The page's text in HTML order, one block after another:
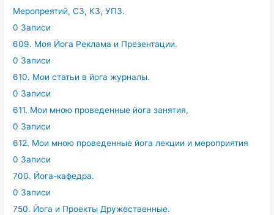
Меропреятий, СЗ, КЗ, УПЗ.
0 Записи
609. Моя Йога Реклама и Презентации.
0 Записи
610. Мои статьи в йога журналы.
0 Записи
611. Мои мною проведенные йога занятия,
0 Записи
612. Мои мною проведенные йога лекции и мероприятия
0 Записи
700. Йога-кафедра.
0 Записи
750. Йога и Проекты Дружественные.